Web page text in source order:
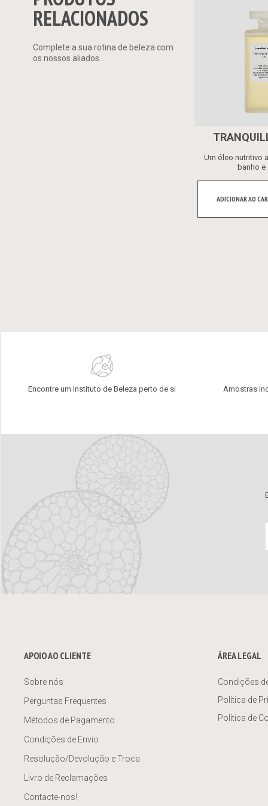
RELACIONADOS
Complete a sua rotina de beleza com
os nossos aliados...
Um óleo nutritivo
banho e
ADICIONAR AO
Encontre um Instituto de Beleza perto de si Amostras
APOIO AO CLIENTE
Sobre nós
Perguntas Frequentes
Métodos de Pagamento
Condições de Envio
Resolução/Devolução e Troca
Livro de Reclamações
Contacte-nos!
ÁREA LEGAL
Condições
Política de
Política de